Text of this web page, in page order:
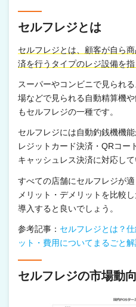
セルフレジとは
セルフレジとは、顧客が自ら
済を行うタイプのレジ設備を指
スーパーやコンビニで見られ
場などで見られる自動精算機
もセルフレジの一種です。
セルフレジには自動釣銭機機
レジットカード決済・QRコー
キャッシュレス決済に対応して
すべての店舗にセルフレジが
メリット・デメリットを比較
導入すると良いでしょう。
参考記事： セルフレジとは？
ット・費用についてまるごと解
セルフレジの市場動向